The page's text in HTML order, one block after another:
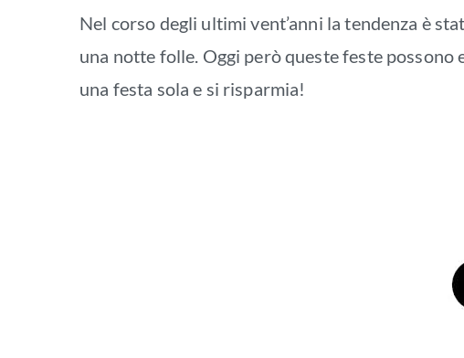
Nel corso degli ultimi vent’anni la tendenza è
una notte folle. Oggi però queste feste
una festa sola e si risparmia!